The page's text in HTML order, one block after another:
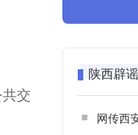
交
陕西辟
网传西安